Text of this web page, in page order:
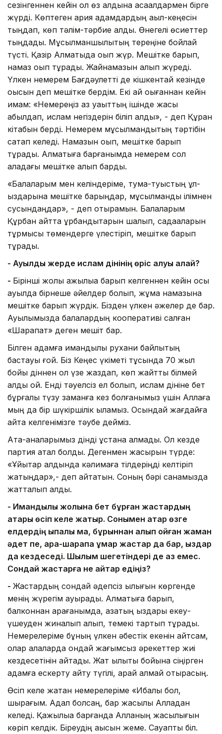
сезінгеннен кейін ол өз алдына ақсақалдармен бірге
жүрді. Көптеген қария адамдардың ақыл-кеңесін
тыңдап, көп тәлім-тәрбие алды. Өнегелі өсиеттер
тыңдады. Мұсылманшылықтың тереңіне бойлай
түсті. Қазір Алматыда оқып жүр. Мешітке барып,
намаз оқып тұрады. Жайнамазын алып жүреді.
Үлкен немерем Бағдәулетті де кішкентай кезінде
оқысын деп мешітке бердім. Екі ай оқығаннан кейін
имам: «Немереңіз аз уақыттың ішінде жақсы
қабылдап, ислам негіздерін біліп алды», - деп Құран
кітабын берді. Немерем мұсылмандықтың тәртібін
сақтап келеді. Намазын оқып, мешітке барып
тұрады. Алматыға барғанымда немерем сол
қаладағы мешітке алып барды.
«Балаларым мен келіндеріме, тума-туыстың ұл-
қыздарына мешітке барыңдар, мұсылмандық ілімнен
сусындаңдар», - деп отырамын. Балаларым
Құрбан айтта құрбандықтарын шалып, садақаларын
тұрмысы төмендерге үлестіріп, мешітке барып
тұрады.
- Ауылдық жерде ислам дінінің өріс алуы қалай?
- Бірінші жолы қажылыққа барып келгеннен кейін осы
ауылда бірнеше әйелдер болып, жұма намазына
мешітке барып жүрдік. Бізден үлкен әжелер де бар.
Ауылымызда балалардың кооперативі салған
«Шарапат» деген мешіт бар.
Білген адамға имандылық рухани байлықтың
бастауы ғой. Біз Кеңес үкіметі тұсында 70 жыл
бойы діннен қол үзе жаздап, көп жайтты білмей
қалдық қой. Енді тәуелсіз ел болып, ислам дініне бет
бұрғалы түзу заманға кез болғанымыз үшін Аллаға
мың да бір шүкіршілік қыламыз. Осындай жағдайға
қайта келгенімізге тәубе дейміз.
Ата-аналарымыз дінді ұстана алмады. Ол кезде
партия қатал болды. Дегенмен жасырын түрде:
«Ұйықтар алдында кәлимаға тілдеріңді келтіріп
жатыңдар»,- деп айтатын. Соның бәрі санамызда
жатталып қалды.
- Имандылық жолына бет бұрған жастардың
қатары өсіп келе жатыр. Сонымен қатар өзге
елдердің ықпалы ма, бұрыннан қалып қойған жаман
әдет пе, арақ-шарапқа құмар жастар да бар, қыздар
да кездеседі. Шылым шегетіндері де аз емес.
Сондай жастарға не айтар едіңіз?
- Жастардың сондай әдепсіз қылығын көргенде
менің жүрегім ауырады. Алматыға барып,
балконнан қарағанымда, қазақтың қыздары екеу-
үшеуден жиналып алып, темекі тартып тұрады.
Немерелеріме бұның үлкен әбестік екенін айтсам,
олар қалаларда ондай жағымсыз әрекеттер жиі
кездесетінін айтады. Жат қылықты бойына сіңірген
адамға ескерту айту түгілі, қарай алмай отырасың.
Өсіп келе жатқан немерелеріме «Ибалы бол,
шырағым. Адал болсаң, бар жақсылық Алладан
келеді. Қажылыққа барғанда Алланың жақсылығын
көріп келдік. Біреудің ақысын жеме. Сауапты біл.